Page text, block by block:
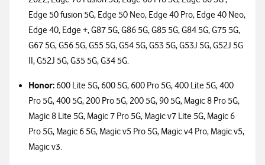
Edge 50 fusion 5G, Edge 50 Neo, Edge 40 Pro, Edge 40 Neo,
Edge 40, Edge +, G87 5G, G86 5G, G85 5G, G84 5G, G75 5G,
G67 5G, G56 5G, G55 5G, G54 5G, G53 5G, G53J 5G, G52J 5G
II, G52J 5G, G35 5G, G34 5G.
Honor: 600 Lite 5G, 600 5G, 600 Pro 5G, 400 Lite 5G, 400
Pro 5G, 400 5G, 200 Pro 5G, 200 5G, 90 5G, Magic 8 Pro 5G,
Magic 8 Lite 5G, Magic 7 Pro 5G, Magic v7 Lite 5G, Magic 6
Pro 5G, Magic 6 5G, Magic v5 Pro 5G, Magic v4 Pro, Magic v5,
Magic v3.